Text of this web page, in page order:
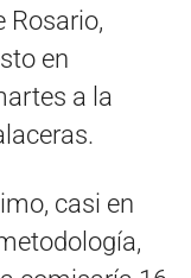
Rosario,
en
a la
casi en